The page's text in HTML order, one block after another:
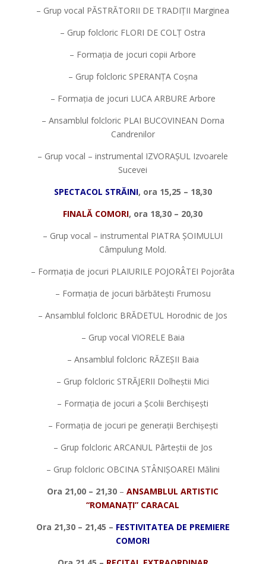
– Grup vocal PĂSTRĂTORII DE TRADIȚII Marginea
– Grup folcloric FLORI DE COLȚ Ostra
– Formația de jocuri copii Arbore
– Grup folcloric SPERANȚA Coșna
– Formația de jocuri LUCA ARBURE Arbore
– Ansamblul folcloric PLAI BUCOVINEAN Dorna
Candrenilor
– Grup vocal – instrumental IZVORAȘUL Izvoarele
Sucevei
SPECTACOL STRĂINI, ora 15,25 – 18,30
FINALĂ COMORI, ora 18,30 – 20,30
– Grup vocal – instrumental PIATRA ȘOIMULUI
Câmpulung Mold.
– Formația de jocuri PLAIURILE POJORÂTEI Pojorâta
– Formația de jocuri bărbătești Frumosu
– Ansamblul folcloric BRĂDETUL Horodnic de Jos
– Grup vocal VIORELE Baia
– Ansamblul folcloric RĂZEȘII Baia
– Grup folcloric STRĂJERII Dolheștii Mici
– Formația de jocuri a Școlii Berchișești
– Formația de jocuri pe generații Berchișești
– Grup folcloric ARCANUL Pârteștii de Jos
– Grup folcloric OBCINA STÂNIȘOAREI Mălini
Ora 21,00 – 21,30 –ANSAMBLUL ARTISTIC
“ROMANAȚI” CARACAL
Ora 21,30 – 21,45 – FESTIVITATEA DE PREMIERE
COMORI